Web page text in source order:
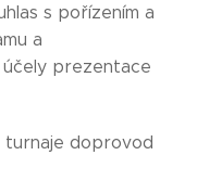
s pořízením a
a
prezentace
turnaje doprovod